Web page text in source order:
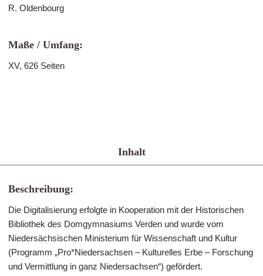
R. Oldenbourg
Maße / Umfang:
XV, 626 Seiten
Inhalt
Beschreibung:
Die Digitalisierung erfolgte in Kooperation mit der Historischen
Bibliothek des Domgymnasiums Verden und wurde vom
Niedersächsischen Ministerium für Wissenschaft und Kultur
(Programm „Pro*Niedersachsen – Kulturelles Erbe – Forschung
und Vermittlung in ganz Niedersachsen“) gefördert.